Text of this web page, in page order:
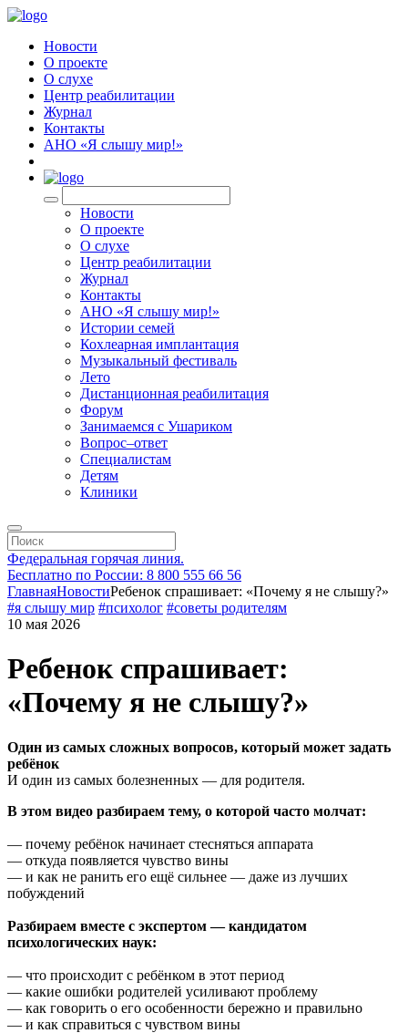
Новости
О проекте
О слухе
Центр реабилитации
Журнал
Контакты
АНО «Я слышу мир!»
Новости
О проекте
О слухе
Центр реабилитации
Журнал
Контакты
АНО «Я слышу мир!»
Истории семей
Кохлеарная имплантация
Музыкальный фестиваль
Лето
Дистанционная реабилитация
Форум
Занимаемся с Ушариком
Вопрос–ответ
Специалистам
Детям
Клиники
Федеральная горячая линия.
Бесплатно по России: 8 800 555 66 56
ГлавнаяНовостиРебенок спрашивает: «Почему я не слышу?»
#я слышу мир #психолог #советы родителям
10 мая 2026
Ребенок спрашивает:
«Почему я не слышу?»
Один из самых сложных вопросов, который может задать
ребёнок
И один из самых болезненных — для родителя.
В этом видео разбираем тему, о которой часто молчат:
— почему ребёнок начинает стесняться аппарата
— откуда появляется чувство вины
— и как не ранить его ещё сильнее — даже из лучших
побуждений
Разбираем вместе с экспертом — кандидатом
психологических наук:
— что происходит с ребёнком в этот период
— какие ошибки родителей усиливают проблему
— как говорить о его особенности бережно и правильно
— и как справиться с чувством вины